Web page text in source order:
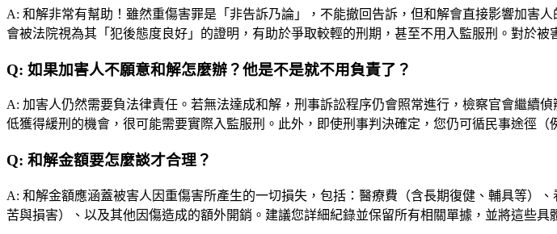
A: 和解非常有幫助！雖然重傷害罪是「非告訴乃論」，不能撤回告訴，但和解會直接影響加害
會被法院視為其「犯後態度良好」的證明，有助於爭取較輕的刑期，甚至不用入監服刑。對於被
Q: 如果加害人不願意和解怎麼辦？他是不是就不用負責了？
A: 加害人仍然需要負法律責任。若無法達成和解，刑事訴訟程序仍會照常進行，檢察官會繼續
低獲得緩刑的機會，很可能需要實際入監服刑。此外，即使刑事判決確定，您仍可循民事途徑
Q: 和解金額要怎麼談才合理？
A: 和解金額應涵蓋被害人因重傷害所產生的一切損失，包括：醫療費（含長期復健、輔具等）
苦與損害）、以及其他因傷造成的額外開銷。建議您詳細紀錄並保留所有相關單據，並將這些